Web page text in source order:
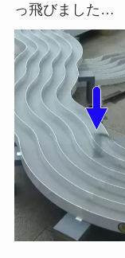
っ飛びました…